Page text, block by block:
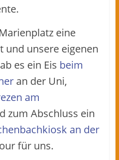
eine
und unsere eigenen
es ein Eis beim
an der Uni,
am
zum Abschluss ein
an der
für uns.